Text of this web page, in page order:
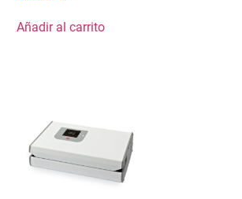
Añadir al carrito